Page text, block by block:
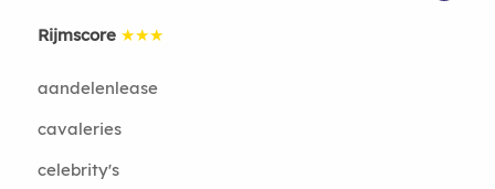
Rijmscore ★★★
aandelenlease
cavaleries
celebrity's